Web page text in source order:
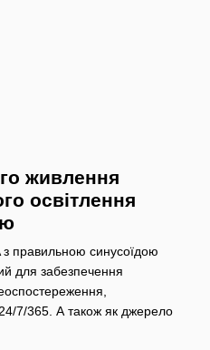
живлення
освітлення
правильною синусоїдою
для забезпечення
7/365. А також як джерело